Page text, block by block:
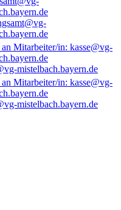
mistelbach.bayern.de
mistelbach.bayern.de